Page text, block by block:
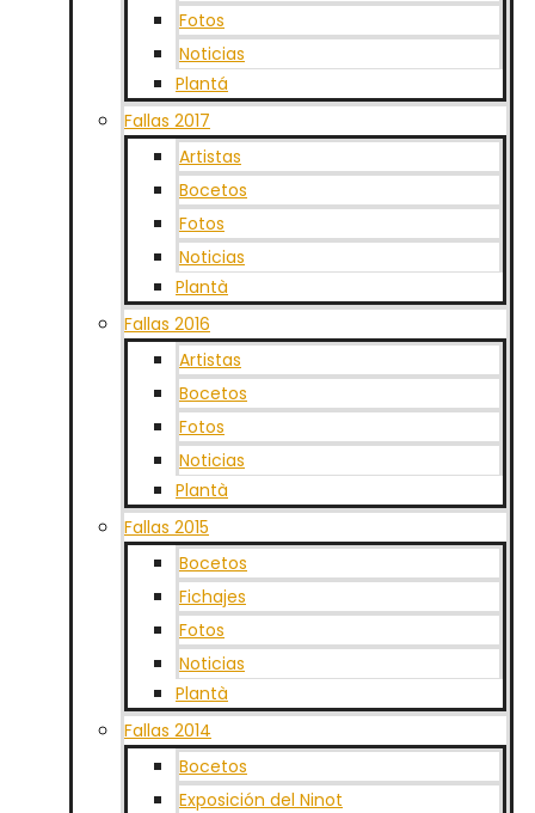
Fotos
Noticias
Plantá
Fallas 2017
Artistas
Bocetos
Fotos
Noticias
Plantà
Fallas 2016
Artistas
Bocetos
Fotos
Noticias
Plantà
Fallas 2015
Bocetos
Fichajes
Fotos
Noticias
Plantà
Fallas 2014
Bocetos
Exposición del Ninot